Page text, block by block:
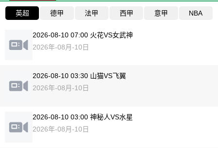
英超 德甲 法甲 西甲 意甲 NBA
2026-08-10 07:00 火花VS女武神
2026年-08月-10日
2026-08-10 03:30 山猫VS飞翼
2026年-08月-10日
2026-08-10 03:00 神秘人VS水星
2026年-08月-10日